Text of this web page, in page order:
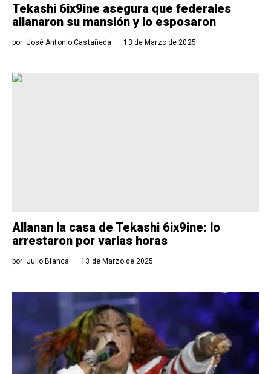
Tekashi 6ix9ine asegura que federales
allanaron su mansión y lo esposaron
por José Antonio Castañeda 13 de Marzo de 2025
Allanan la casa de Tekashi 6ix9ine: lo
arrestaron por varias horas
por Julio Blanca 13 de Marzo de 2025